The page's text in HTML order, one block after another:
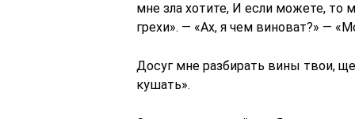
мне зла хотите, И если можете, то
грехи». — «Ах, я чем виноват?» —
Досуг мне разбирать вины твои,
кушать».